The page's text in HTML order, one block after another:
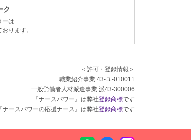
ク
ーは
ります。
＜許可・登録情報＞
職業紹介事業 43-ユ-010011
一般労働者人材派遣事業 派43-300006
『ナースパワー』は弊社登録商標です
『ナースパワーの応援ナース』は弊社登録商標です